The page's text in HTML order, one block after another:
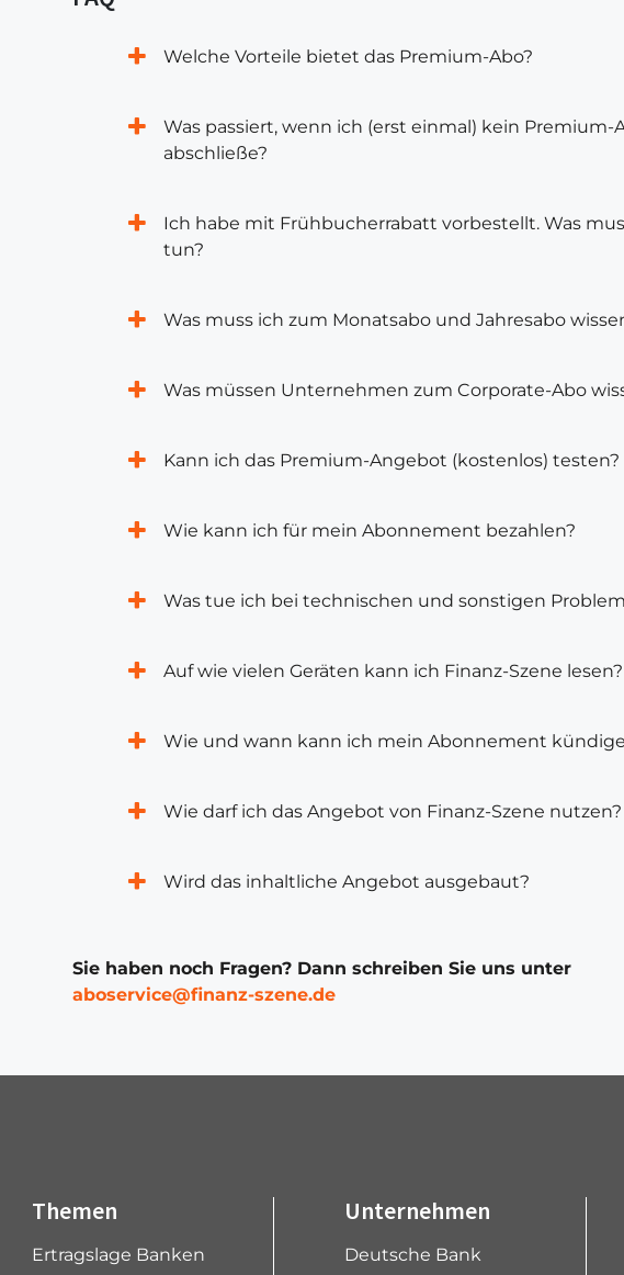
Welche Vorteile bietet das Premium-Abo?
Was passiert, wenn ich (erst einmal) kein Premium-
abschließe?
Ich habe mit Frühbucherrabatt vorbestellt. Was
tun?
Was muss ich zum Monatsabo und Jahresabo
Was müssen Unternehmen zum Corporate-Abo
Kann ich das Premium-Angebot (kostenlos) testen?
Wie kann ich für mein Abonnement bezahlen?
Was tue ich bei technischen und sonstigen
Auf wie vielen Geräten kann ich Finanz-Szene lesen?
Wie und wann kann ich mein Abonnement
Wie darf ich das Angebot von Finanz-Szene nutzen?
Wird das inhaltliche Angebot ausgebaut?
Sie haben noch Fragen? Dann schreiben Sie uns unter
aboservice@finanz-szene.de
Themen
Ertragslage Banken
Unternehmen
Deutsche Bank